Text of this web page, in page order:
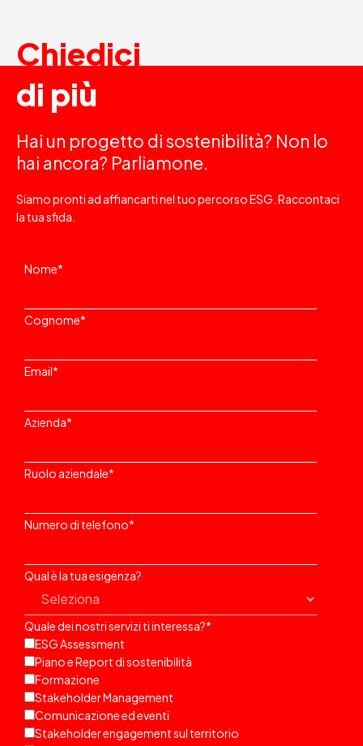
Chiedici
di più
Hai un progetto di sostenibilità? Non lo
hai ancora? Parliamone.
Siamo pronti ad affiancarti nel tuo percorso ESG. Raccontaci
la tua sfida.
Nome*
Cognome*
Email*
Azienda*
Ruolo aziendale*
Numero di telefono*
Qual è la tua esigenza?
Quale dei nostri servizi ti interessa?*
ESG Assessment
Piano e Report di sostenibilità
Formazione
Stakeholder Management
Comunicazione ed eventi
Stakeholder engagement sul territorio